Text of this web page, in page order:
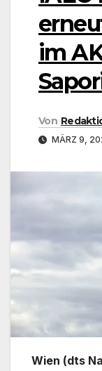
im
Von
MÄRZ 9,
Wien (dts